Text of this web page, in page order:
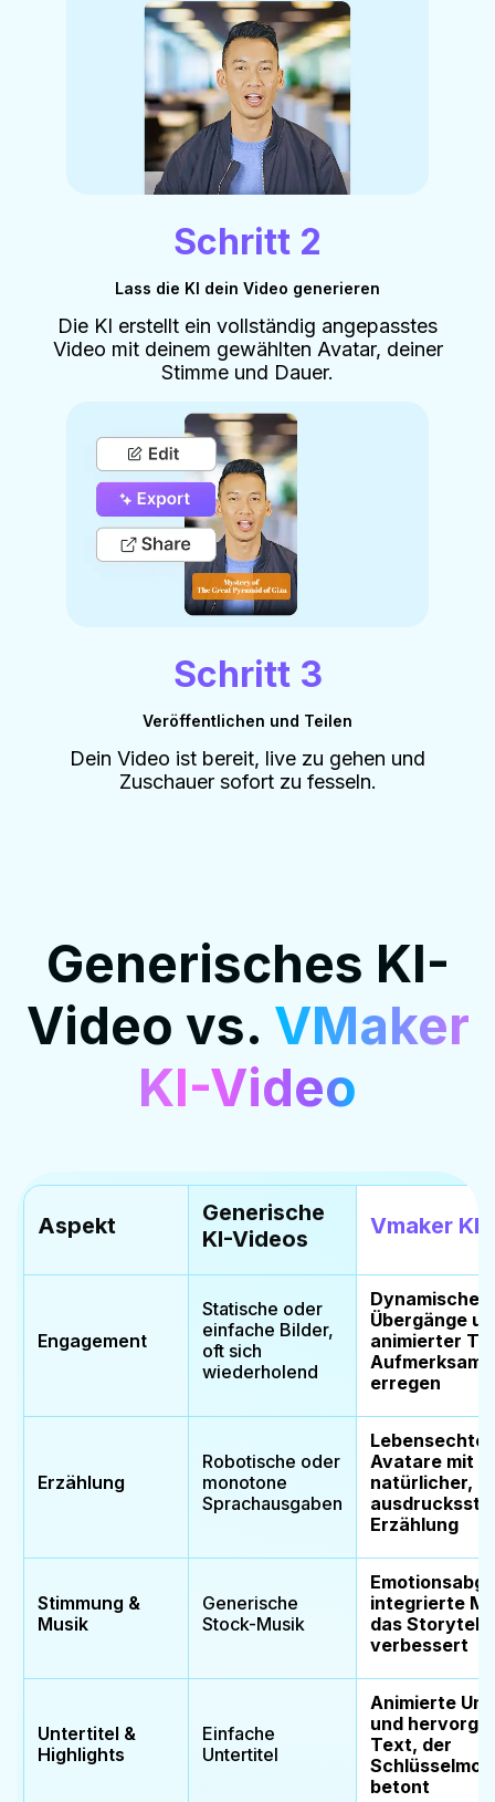
Schritt 2
Lass die KI dein Video generieren
Die KI erstellt ein vollständig angepasstes
Video mit deinem gewählten Avatar, deiner
Stimme und Dauer.
Schritt 3
Veröffentlichen und Teilen
Dein Video ist bereit, live zu gehen und
Zuschauer sofort zu fesseln.
Generisches KI-
Video vs. VMaker
KI-Video
Aspekt
Generische
KI-Videos
Vmaker
Engagement
Statische oder
einfache Bilder,
oft sich
wiederholend
Dynamische
Übergänge
animierter
erregen
Erzählung
Robotische oder
monotone
Sprachausgaben
Lebensechte
Avatare mit
natürlicher,
Erzählung
Stimmung &
Musik
Generische
Stock-Musik
integrierte
das
verbessert
Untertitel &
Highlights
Einfache
Untertitel
Animierte
und
Text, der
betont